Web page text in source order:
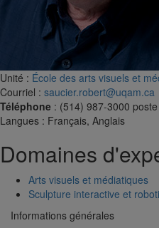
Unité : École des arts visuels et
Courriel : saucier.robert@uqam.ca
Téléphone : (514) 987-3000
Langues : Français, Anglais
Domaines
Arts visuels et médiatiques
Sculpture interactive et
Informations générales